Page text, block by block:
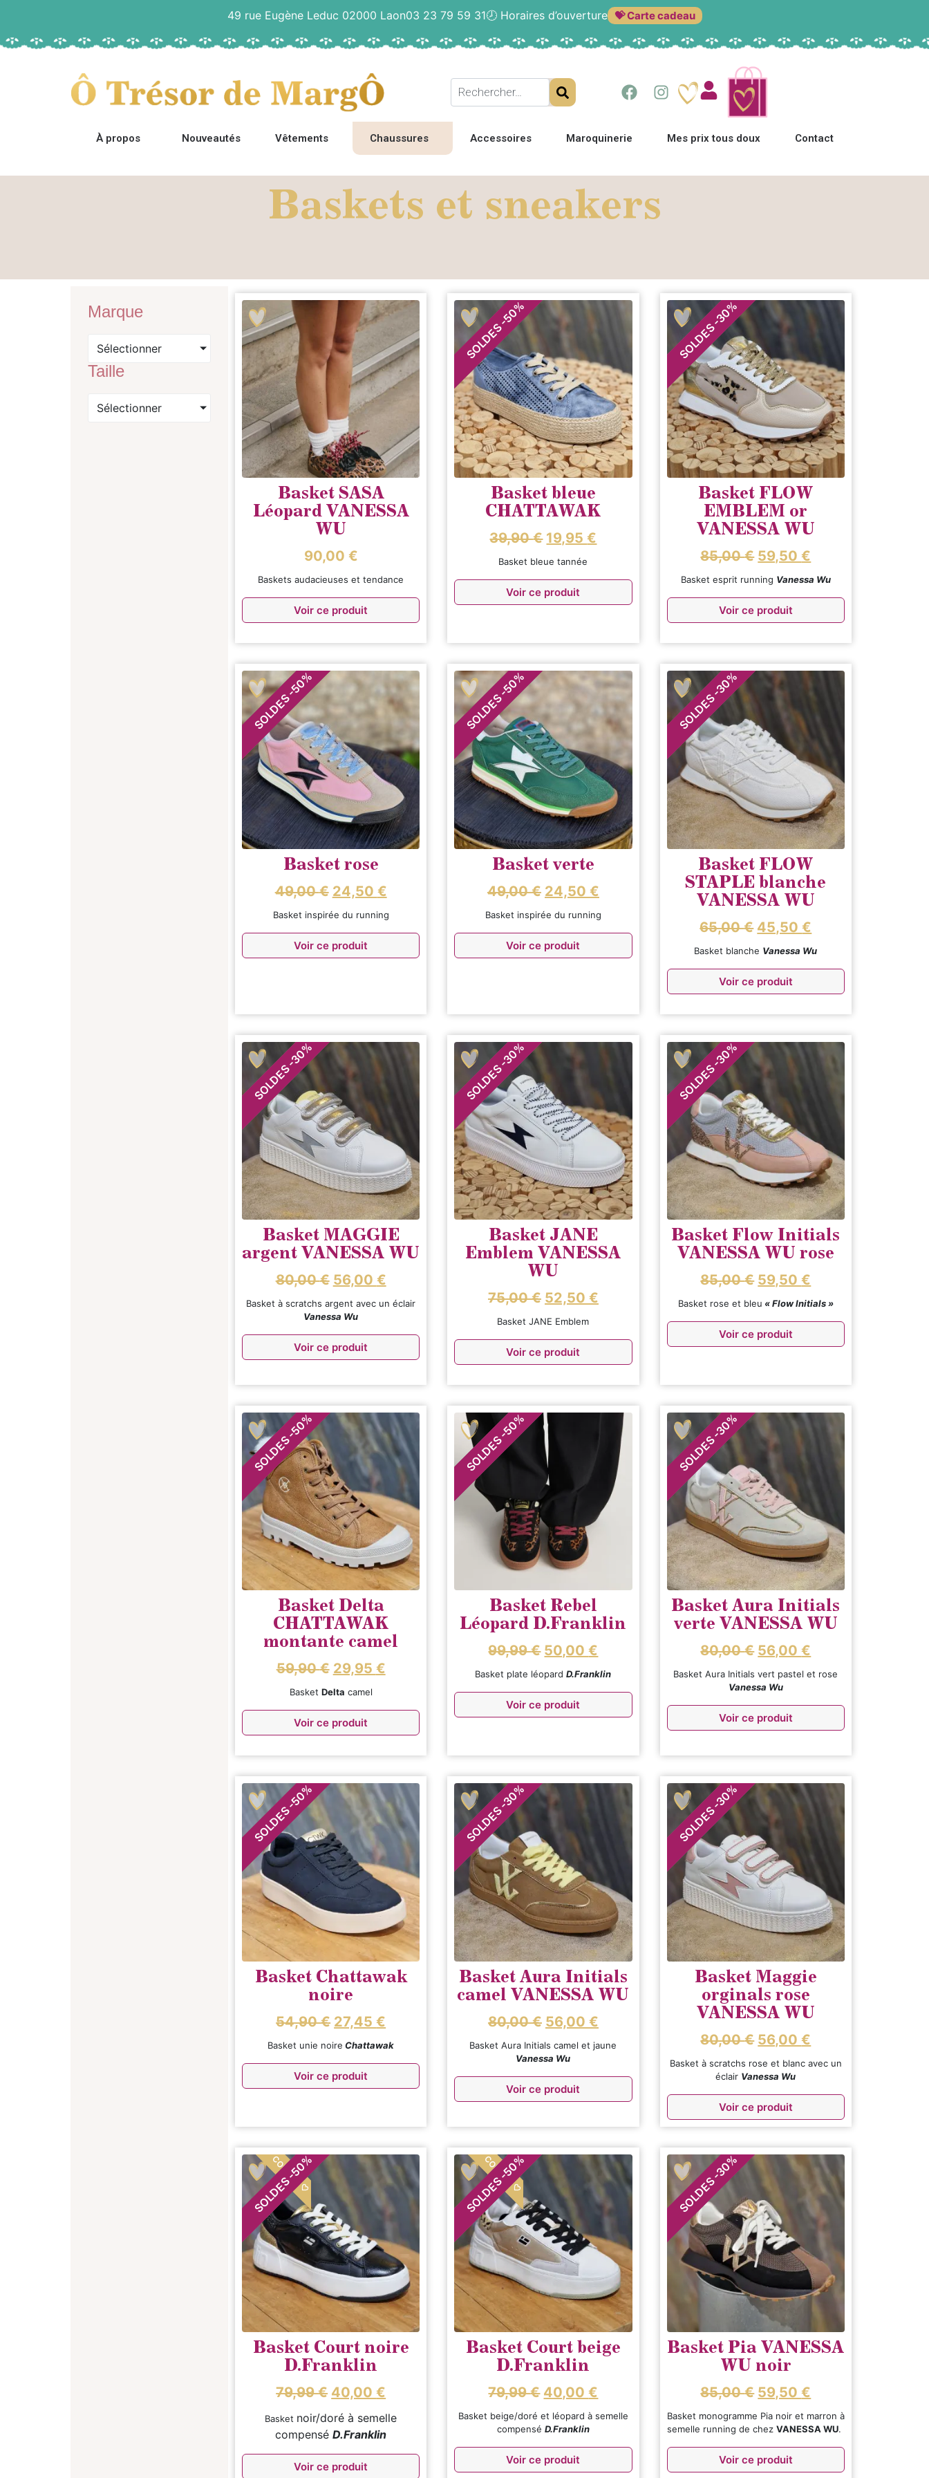
49 rue Eugène Leduc 02000 Laon03 23 79 59 31🕗 Horaires d’ouverture 💝 Carte cadeau
À propos Nouveautés Vêtements Chaussures Accessoires Maroquinerie Mes prix tous doux Contact
Baskets et sneakers
Marque
Sélectionner
Taille
Sélectionner
Basket SASA
Léopard VANESSA
WU
90,00 €
Baskets audacieuses et tendance
Voir ce produit
SOLDES
-
50
%
Basket bleue
CHATTAWAK
39,90€ 19,95€
Basket bleue tannée
Voir ce produit
SOLDES
-
30
%
Basket FLOW
EMBLEM or
VANESSA WU
85,00€ 59,50€
Basket esprit running Vanessa Wu
Voir ce produit
SOLDES
-
50
%
Basket rose
49,00€ 24,50 €
Basket inspirée du running
Voir ce produit
SOLDES
-
50
%
Basket verte
49,00€ 24,50 €
Basket inspirée du running
Voir ce produit
SOLDES
-
30
%
Basket FLOW
STAPLE blanche
VANESSA WU
65,00€ 45,50€
Basket blanche Vanessa Wu
Voir ce produit
SOLDES
-30
%
Basket MAGGIE
argent VANESSA WU
80,00€ 56,00 €
Basket à scratchs argent avec un éclair
Vanessa Wu
Voir ce produit
SOLDES
-30
%
Basket JANE
Emblem VANESSA
WU
75,00€ 52,50 €
Basket JANE Emblem
Voir ce produit
SOLDES
-30
%
Basket Flow Initials
VANESSA WU rose
85,00€ 59,50€
Basket rose et bleu « Flow Initials »
Voir ce produit
SOLDES
-
50
%
Basket Delta
CHATTAWAK
montante camel
59,90€ 29,95 €
Basket Delta camel
Voir ce produit
SOLDES
-
50
%
Basket Rebel
Léopard D.Franklin
99,99€ 50,00€
Basket plate léopardD.Franklin
Voir ce produit
SOLDES
-
30
%
Basket Aura Initials
verte VANESSA WU
80,00€ 56,00€
Basket Aura Initials vert pastel et rose
Vanessa Wu
Voir ce produit
SOLDES
-
50
%
Basket Chattawak
noire
54,90€ 27,45€
Basket unie noire Chattawak
Voir ce produit
SOLDES
-
30
%
Basket Aura Initials
camel VANESSA WU
80,00€ 56,00 €
Basket Aura Initials camel et jaune
Vanessa Wu
Voir ce produit
SOLDES
-
30
%
Basket Maggie
orginals rose
VANESSA WU
80,00€ 56,00€
Basket à scratchs rose et blanc avec un
éclair Vanessa Wu
Voir ce produit
COUP DE 🤍
SOLDES
-
50
%
Basket Court noire
D.Franklin
79,99€ 40,00€
Basket noir/doré à semelle
compenséD.Franklin
Voir ce produit
COUP DE 🤍
SOLDES
-
50
%
Basket Court beige
D.Franklin
79,99€ 40,00€
Basket beige/doré et léopard à semelle
compensé D.Franklin
Voir ce produit
SOLDES
-
30
%
Basket Pia VANESSA
WU noir
85,00€ 59,50€
Basket monogramme Pia noir et marron à
semelle running de chez VANESSA WU.
Voir ce produit